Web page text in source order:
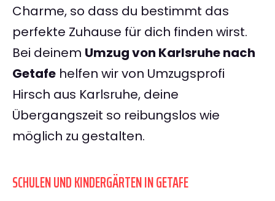
Charme, so dass du bestimmt das
perfekte Zuhause für dich finden wirst.
Bei deinem Umzug von Karlsruhe nach
Getafe helfen wir von Umzugsprofi
Hirsch aus Karlsruhe, deine
Übergangszeit so reibungslos wie
möglich zu gestalten.
SCHULEN UND KINDERGÄRTEN IN GETAFE